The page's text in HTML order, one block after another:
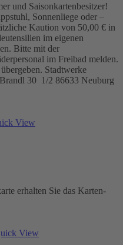
und Saisonkartenbesitzer!
Sonnenliege oder –
Kaution von 50,00 € in
im eigenen
Bitte mit der
im Freibad melden.
Stadtwerke
30 1/2 86633 Neuburg
View
erhalten Sie das Karten-
View